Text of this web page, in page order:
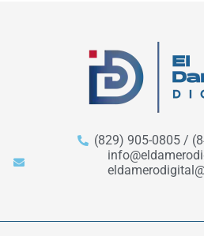
(829) 905-0805 /